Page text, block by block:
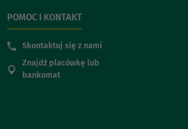
POMOC I KONTAKT
Skontaktuj się z nami
Znajdź placówkę lub
bankomat